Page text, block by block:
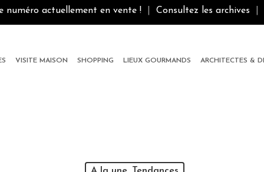
numéro actuellement en vente ! Consultez les archives
VISITE MAISON SHOPPING LIEUX GOURMANDS ARCHITECTES &